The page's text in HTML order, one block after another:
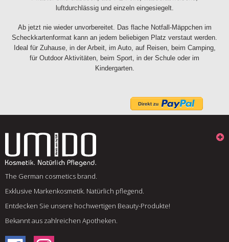
luftdurchlässig und einzeln eingesiegelt.
Ab jetzt nie wieder unvorbereitet. Das flache Notfall-Mäppchen im
Scheckkartenformat kann an jedem beliebigen Platz verstaut werden.
Ideal für Zuhause, in der Arbeit, im Auto, auf Reisen, beim Camping,
für Outdoor Aktivitäten, beim Sport, in der Schule oder im
Kindergarten.
The German cosmetics brand.
Exklusive Markenkosmetik. Natürlich pflegend.
Entdecken Sie unsere hochwertigen Beauty-Produkte!
Bekannt aus zahlreichen Apotheken.